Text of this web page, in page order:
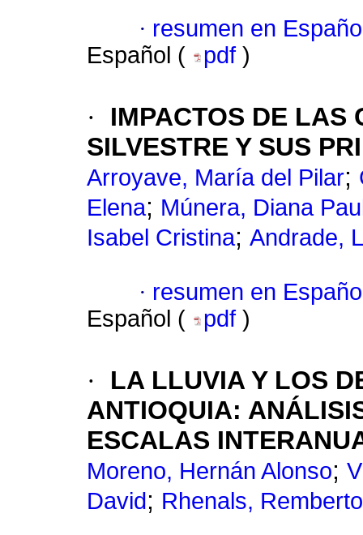
· resumen en
Español (
pdf )
·
IMPACTOS DE LAS
SILVESTRE Y SUS
Arroyave, María del Pilar;
Elena; Múnera, Diana
Isabel Cristina; Andrade,
· resumen en
Español (
pdf )
·
LA LLUVIA Y LOS
ANTIOQUIA:
ESCALAS
Moreno, Hernán Alonso;
David ; Rhenals,